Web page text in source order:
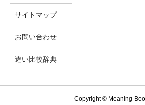
サイトマップ
お問い合わせ
違い比較辞典
Copyright © Meaning-